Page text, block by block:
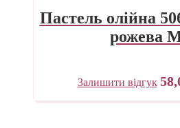
Пастель олійна
рожева
Залишити відгук